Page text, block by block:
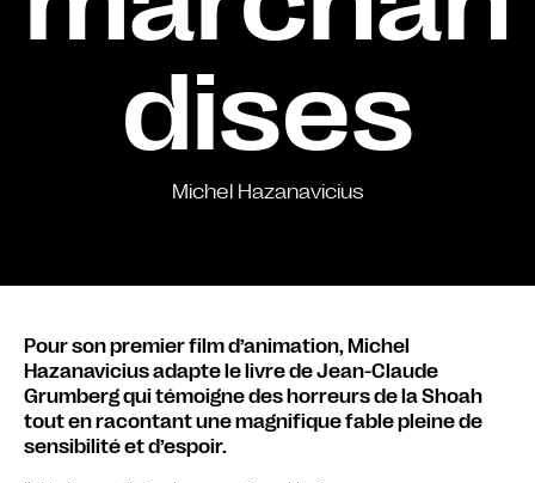
dises
Michel Hazanavicius
Pour son premier film d’animation, Michel
Hazanavicius adapte le livre de Jean-Claude
Grumberg qui témoigne des horreurs de la Shoah
tout en racontant une magnifique fable pleine de
sensibilité et d’espoir.